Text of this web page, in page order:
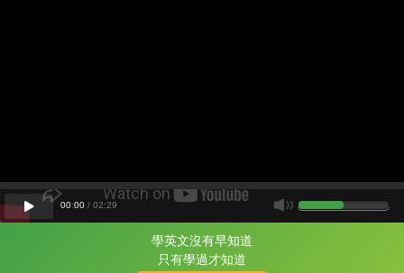
學英文沒有早知道
只有學過才知道
片尾有
攻其不背
00:00 / 02:29